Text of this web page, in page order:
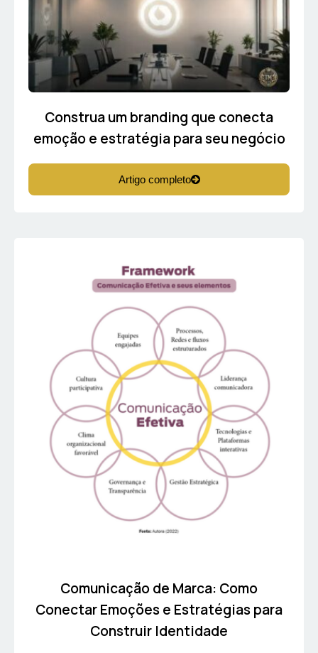
Construa um branding que conecta
emoção e estratégia para seu negócio
Artigo completo
Comunicação de Marca: Como
Conectar Emoções e Estratégias para
Construir Identidade